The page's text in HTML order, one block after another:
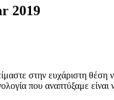
2019
στην ευχάριστη
που αναπτύξαμε είναι